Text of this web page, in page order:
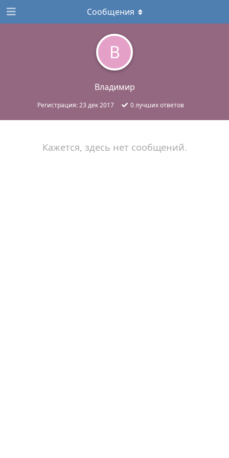
В
Владимир
Регистрация:23 дек 2017 0лучших ответов
Сообщения
Кажется, здесь нет сообщений.